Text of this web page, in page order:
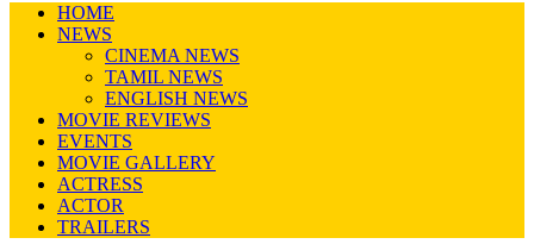
HOME
NEWS
CINEMA NEWS
TAMIL NEWS
ENGLISH NEWS
MOVIE REVIEWS
EVENTS
MOVIE GALLERY
ACTRESS
ACTOR
TRAILERS